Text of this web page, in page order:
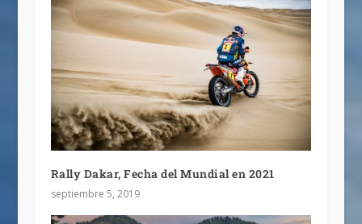
Rally Dakar, Fecha del Mundial en 2021
septiembre 5, 2019